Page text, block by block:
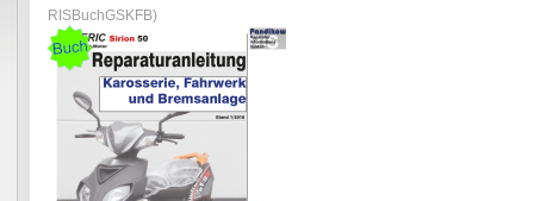
RISBuchGSKFB)